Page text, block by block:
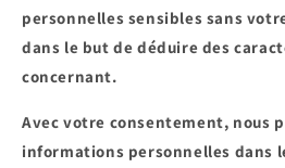
personnelles sensibles sans
dans le but de déduire des
concernant.
Avec votre consentement, nous
informations personnelles dans